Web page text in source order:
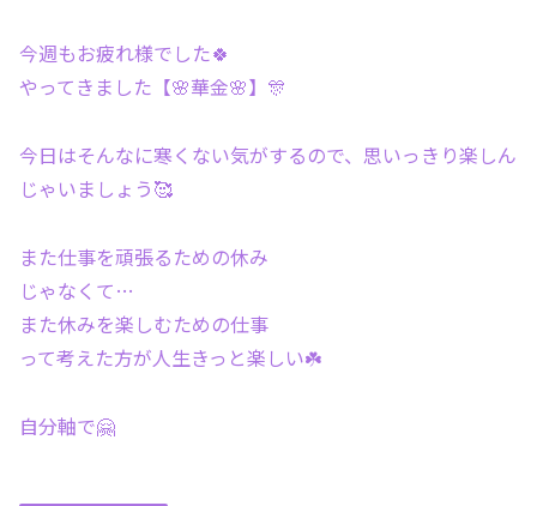
今週もお疲れ様でした🍀
やってきました【🌸華金🌸】🎊
今日はそんなに寒くない気がするので、思いっきり楽しん
じゃいましょう🥰
また仕事を頑張るための休み
じゃなくて…
また休みを楽しむための仕事
って考えた方が人生きっと楽しい☘️
自分軸で🤗